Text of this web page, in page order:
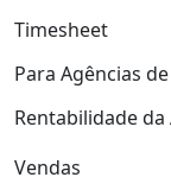
Timesheet
Para Agências
Rentabilidade da
Vendas